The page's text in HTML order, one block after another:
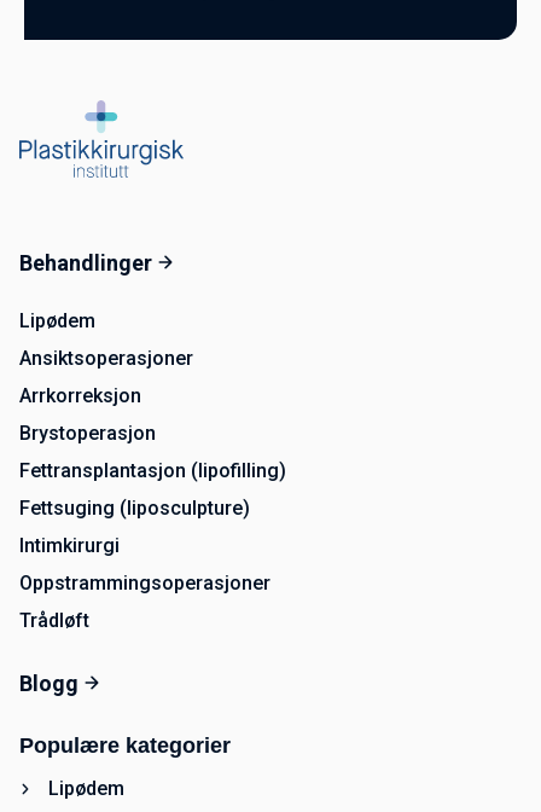
Behandlinger
Lipødem
Ansiktsoperasjoner
Arrkorreksjon
Brystoperasjon
Fettransplantasjon (lipofilling)
Fettsuging (liposculpture)
Intimkirurgi
Oppstrammingsoperasjoner
Trådløft
Blogg
Populære kategorier
Lipødem